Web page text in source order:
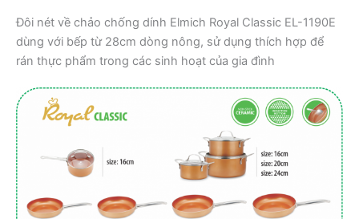
Đôi nét về chảo chống dính Elmich Royal Classic EL-1190E
dùng với bếp từ 28cm dòng nông, sử dụng thích hợp để
rán thực phẩm trong các sinh hoạt của gia đình